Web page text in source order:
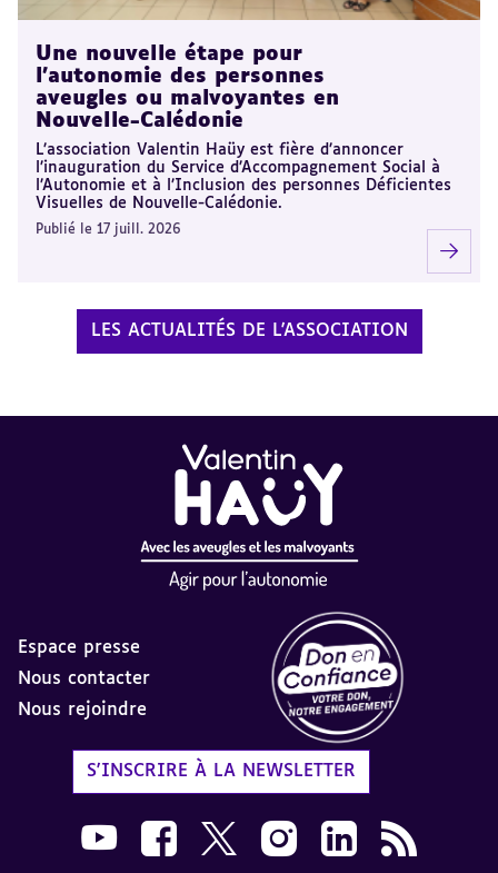
Une nouvelle étape pour
l’autonomie des personnes
aveugles ou malvoyantes en
Nouvelle-Calédonie
L’association Valentin Haüy est fière d’annoncer
l’inauguration du Service d’Accompagnement Social à
l’Autonomie et à l’Inclusion des personnes Déficientes
Visuelles de Nouvelle-Calédonie.
Publié le 17 juill. 2026
LES ACTUALITÉS DE L'ASSOCIATION
Espace presse
Nous contacter
Nous rejoindre
S'INSCRIRE À LA NEWSLETTER
Nous suivre sur Youtube AVH dans une
Nous suivre sur Facebook AVH dans
Nous suivre sur X AVH dans une
Nous suivre sur Instagram
Nous suivre sur
Flux RSS